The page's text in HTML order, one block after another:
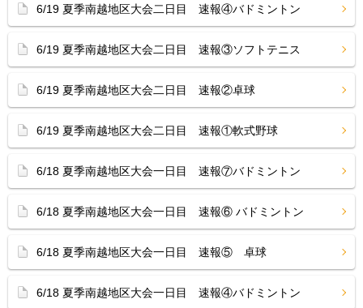
6/19 夏季南越地区大会二日目 速報④バドミントン
6/19 夏季南越地区大会二日目 速報③ソフトテニス
6/19 夏季南越地区大会二日目 速報②卓球
6/19 夏季南越地区大会二日目 速報①軟式野球
6/18 夏季南越地区大会一日目 速報⑦バドミントン
6/18 夏季南越地区大会一日目 速報⑥ バドミントン
6/18 夏季南越地区大会一日目 速報⑤ 卓球
6/18 夏季南越地区大会一日目 速報④バドミントン